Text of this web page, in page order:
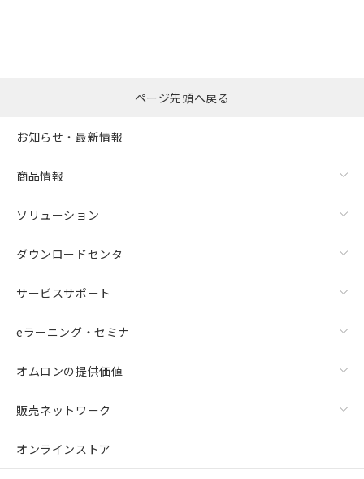
ページ先頭へ戻る
お知らせ・最新情報
商品情報
ソリューション
ダウンロードセンタ
サービスサポート
eラーニング・セミナ
オムロンの提供価値
販売ネットワーク
オンラインストア